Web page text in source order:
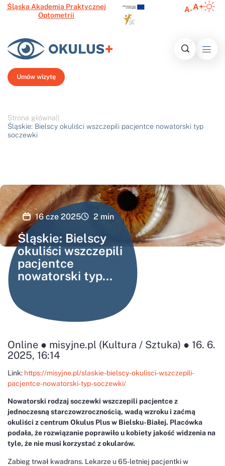
Śląska Akademia Praktycznej
Optometrii
A-A+
Umów wizytę
Strona główna
Śląskie: Bielscy okuliści wszczepili pacjentce nowatorski typ
soczewki
16 cze 2025 2 min
Śląskie: Bielscy
okuliści wszczepili
pacjentce
nowatorski typ
Online ● misyjne.pl (Kultura / Sztuka) ● 16. 6.
2025, 16:14
Link: https://misyjne.pl/slaskie-bielscy-okulisci-wszczepili-
pacjentce-nowatorski-typ-soczewki/
Nowatorski rodzaj soczewki wszczepili pacjentce z
jednoczesną starczowzrocznością, wadą wzroku i zaćmą
okuliści z centrum Okulus Plus w Bielsku-Białej. Placówka
podała, że rozwiązanie poprawiło u kobiety jakość widzenia na
tyle, że nie musi korzystać z okularów.
Zabieg trwał kwadrans. Lekarze u 65-letniej pacjentki w